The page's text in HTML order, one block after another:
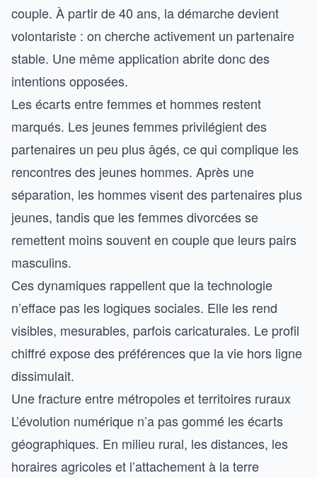
couple. À partir de 40 ans, la démarche devient
volontariste : on cherche activement un partenaire
stable. Une même application abrite donc des
intentions opposées.
Les écarts entre femmes et hommes restent
marqués. Les jeunes femmes privilégient des
partenaires un peu plus âgés, ce qui complique les
rencontres des jeunes hommes. Après une
séparation, les hommes visent des partenaires plus
jeunes, tandis que les femmes divorcées se
remettent moins souvent en couple que leurs pairs
masculins.
Ces dynamiques rappellent que la technologie
n’efface pas les logiques sociales. Elle les rend
visibles, mesurables, parfois caricaturales. Le profil
chiffré expose des préférences que la vie hors ligne
dissimulait.
Une fracture entre métropoles et territoires ruraux
L’évolution numérique n’a pas gommé les écarts
géographiques. En milieu rural, les distances, les
horaires agricoles et l’attachement à la terre